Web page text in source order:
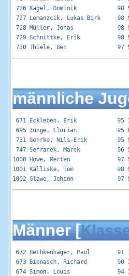
726 Kagel, Dominik            98
727 Lemanzcik, Lukas Birk
728 Müller, Jonas             98
729 Schnittke, Erik           98
männliche
671 Eckleben, Erik            95
695 Junge, Florian            95
731 Gehrke, Nils-Erik         95
747 Sefranek, Marek
1000 Howe, Merten              97
1001 Kalliske, Tom             98
Männer [
672 Bethkenhager, Paul
673 Bienasch, Richard
674 Simon, Louis              94